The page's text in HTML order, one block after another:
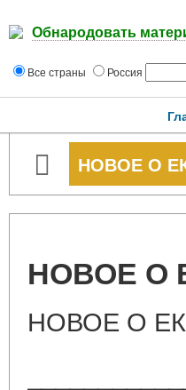
Обнародовать
Все страны Россия
НОВОЕ О
НОВОЕ О
НОВОЕ О